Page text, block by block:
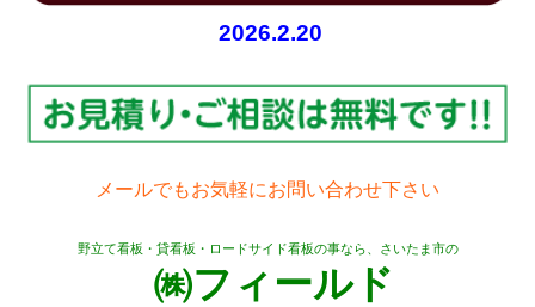
2026.2.20
メールでもお気軽にお問い合わせ下さい
野立て看板・貸看板・ロードサイド看板の事なら、さいたま市の
㈱フィールド